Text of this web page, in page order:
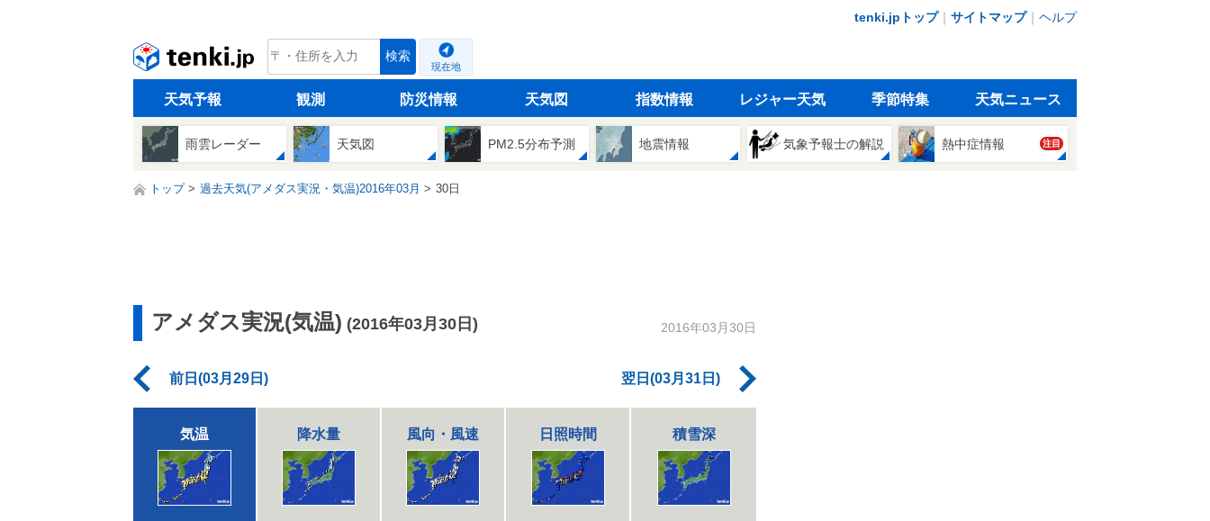
tenki.jpトップ｜ サイトマップ｜ ヘルプ
tenki.jp 検索
現在地
天気予報 観測 防災情報 天気図 指数情報 レジャー天気 季節特集 天気ニュース
雨雲レーダー 天気図 PM2.5分布予測 地震情報 気象予報士の解説 熱中症情報 注目
トップ 過去天気(アメダス実況・気温)2016年03月 30日
アメダス実況(気温) (2016年03月30日) 2016年03月30日
前日(03月29日) 翌日(03月31日)
気温 降水量 風向・風速 日照時間 積雪深